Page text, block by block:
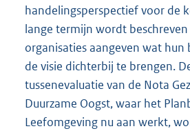
handelingsperspectief voor de
lange termijn wordt
organisaties aangeven wat hun
de visie dichterbij te brengen.
tussenevaluatie van de Nota
Duurzame Oogst, waar het
Leefomgeving nu aan werkt,